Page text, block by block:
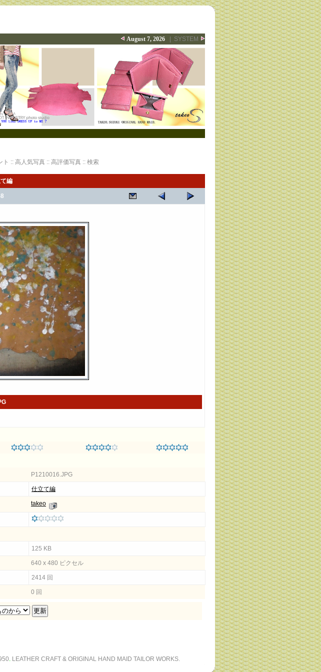
August 7, 2026 SYSTEM
ト :: 高人気写真 :: 高評価写真 :: 検索
編
P1210016.JPG
仕立て編
takeo
125 KB
640 x 480 ピクセル
2414 回
0 回
. LEATHER CRAFT & ORIGINAL HAND MAID TAILOR WORKS.